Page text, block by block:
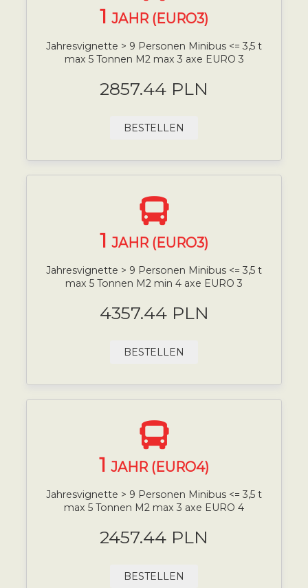
1 JAHR (EURO3)
Jahresvignette > 9 Personen Minibus <= 3,5 t
max 5 Tonnen M2 max 3 axe EURO 3
2857.44 PLN
BESTELLEN
1 JAHR (EURO3)
Jahresvignette > 9 Personen Minibus <= 3,5 t
max 5 Tonnen M2 min 4 axe EURO 3
4357.44 PLN
BESTELLEN
1 JAHR (EURO4)
Jahresvignette > 9 Personen Minibus <= 3,5 t
max 5 Tonnen M2 max 3 axe EURO 4
2457.44 PLN
BESTELLEN